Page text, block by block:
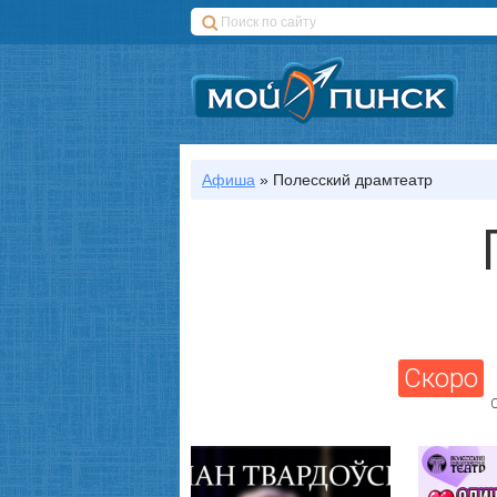
Афиша » Полесский драмтеатр
Скоро